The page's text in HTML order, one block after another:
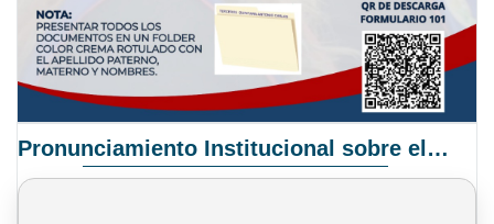
Pronunciamiento Institucional sobre el Proyecto de Ley N° 068/2025-2026 C.S.